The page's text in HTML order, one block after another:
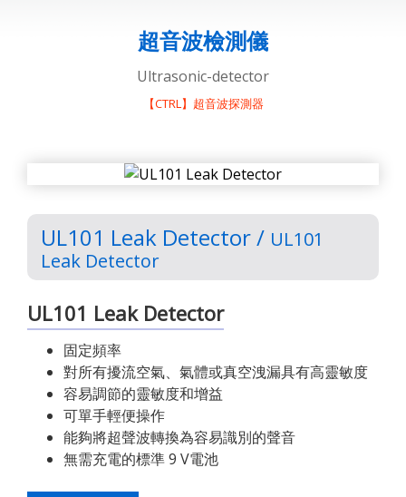
超音波檢測儀
Ultrasonic-detector
【CTRL】超音波探測器
UL101 Leak Detector / UL101
Leak Detector
UL101 Leak Detector
固定頻率
對所有擾流空氣、氣體或真空洩漏具有高靈敏度
容易調節的靈敏度和增益
可單手輕便操作
能夠將超聲波轉換為容易識別的聲音
無需充電的標準 9 V電池